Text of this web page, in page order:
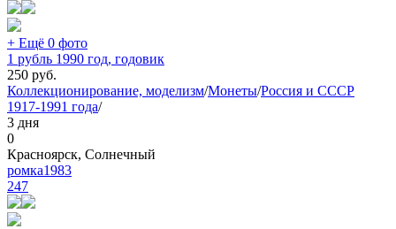
+ Ещё 0 фото
1 рубль 1990 год, годовик
250 руб.
Коллекционирование, моделизм/Монеты/Россия и СССР
1917-1991 года/
3 дня
0
Красноярск, Солнечный
ромка1983
247